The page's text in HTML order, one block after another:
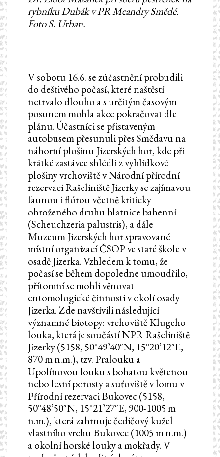
rybníku Dubák v PR Meandry Smědé.
Foto S. Urban.
V sobotu 16.6. se zúčastnění probudili
do deštivého počasí, které naštěstí
netrvalo dlouho a s určitým časovým
posunem mohla akce pokračovat dle
plánu. Účastníci se přistaveným
autobusem přesunuli přes Smědavu na
náhorní plošinu Jizerských hor, kde při
krátké zastávce shlédli z vyhlídkové
plošiny vrchoviště v Národní přírodní
rezervaci Rašeliniště Jizerky se zajímavou
faunou i flórou včetně kriticky
ohroženého druhu blatnice bahenní
(Scheuchzeria palustris), a dále
Muzeum Jizerských hor spravované
místní organizací ČSOP ve staré škole v
osadě Jizerka. Vzhledem k tomu, že
počasí se během dopoledne umoudřilo,
přítomní se mohli věnovat
entomologické činnosti v okolí osady
Jizerka. Zde navštívili následující
významné biotopy: vrchoviště Klugeho
louka, která je součástí NPR Rašeliniště
Jizerky (5158, 50°49’40″N, 15°20’12″E,
870 m n.m.), tzv. Pralouku a
Upolínovou louku s bohatou květenou
nebo lesní porosty a suťoviště v lomu v
Přírodní rezervaci Bukovec (5158,
50°48’50″N, 15°21’27″E, 900-1005 m
n.m.), která zahrnuje čedičový kužel
vlastního vrchu Bukovec (1005 m n.m.)
a okolní horské louky a mokřady. V